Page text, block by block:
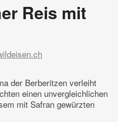
Reis mit
der Berberitzen verleiht
einen unvergleichlichen
mit Safran gewürzten